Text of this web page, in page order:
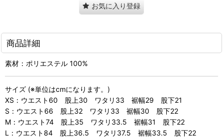
お気に入り登録
商品詳細
素材：ポリエステル 100%
サイズ (※単位はcmになります。)
XS：ウエスト60 股上30 ワタリ33 裾幅29 股下21
S：ウエスト66 股上32 ワタリ33 裾幅30 股下22
M：ウエスト74 股上35 ワタリ33.5 裾幅31 股下22
L：ウエスト84 股上36.5 ワタリ37.5 裾幅33.5 股下22